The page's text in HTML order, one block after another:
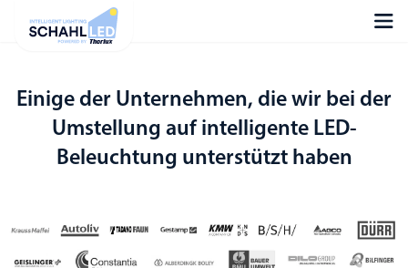
Einige der Unternehmen, die wir bei der
Umstellung auf intelligente LED-
Beleuchtung unterstützt haben